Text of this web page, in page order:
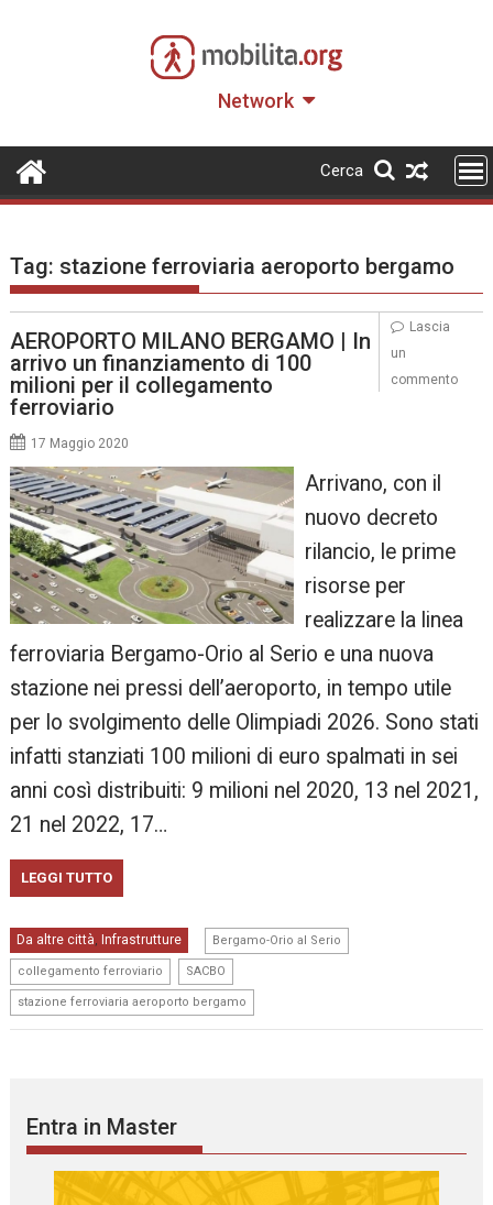
Network
Cerca
Tag: stazione ferroviaria aeroporto bergamo
AEROPORTO MILANO BERGAMO | In
arrivo un finanziamento di 100
milioni per il collegamento
ferroviario
17 Maggio 2020
Arrivano, con il
nuovo decreto
rilancio, le prime
risorse per
realizzare la linea
ferroviaria Bergamo-Orio al Serio e una nuova
stazione nei pressi dell’aeroporto, in tempo utile
per lo svolgimento delle Olimpiadi 2026. Sono stati
infatti stanziati 100 milioni di euro spalmati in sei
anni così distribuiti: 9 milioni nel 2020, 13 nel 2021,
21 nel 2022, 17…
LEGGI TUTTO
Da altre città, Infrastrutture Bergamo-Orio al Serio
collegamento ferroviario SACBO
stazione ferroviaria aeroporto bergamo
Lascia
un
commento
Entra in Master